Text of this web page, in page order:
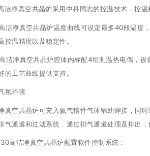
洁净真空共晶炉采用中科同志的控温技术，控
洁净真空共晶炉温度曲线可设定最多40段温度
控温精度以及稳定性。
洁净真空共晶炉腔体内标配4组测温热电偶，
的工艺曲线提供支持。
氛环境
真空共晶炉可充入氮气惰性气体辅助焊接，同
气通道和过滤系统，通过排气通道处理及排出
高洁净真空共晶炉配置软件控制系统：